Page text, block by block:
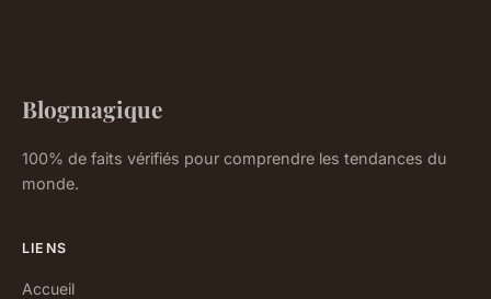
Blogmagique
100% de faits vérifiés pour comprendre les tendances du
monde.
LIENS
Accueil